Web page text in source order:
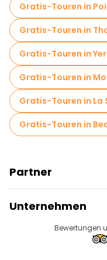
Gratis-Touren in
Gratis-Touren in
Gratis-Touren in
Gratis-Touren in
Gratis-Touren in La
Gratis-Touren in
Partner
Anbieter-Anmeldung
Affiliate-Programm
Unternehmen
ReisezieleBewertungen